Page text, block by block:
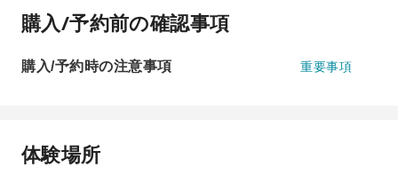
購入/予約前の確認事項
購入/予約時の注意事項 重要事項
体験場所